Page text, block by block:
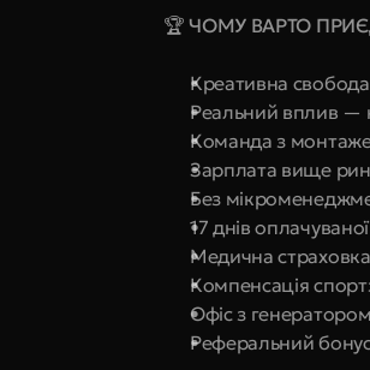
🏆 ЧОМУ ВАРТО
Креативна
Реальний вплив —
Команда з
Зарплата вище
Без
17 днів
Медична страховка
Компенсація
Офіс з
Реферальний